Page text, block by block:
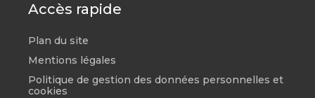
Accès rapide
Plan du site
Mentions légales
Politique de gestion des données personnelles et
cookies